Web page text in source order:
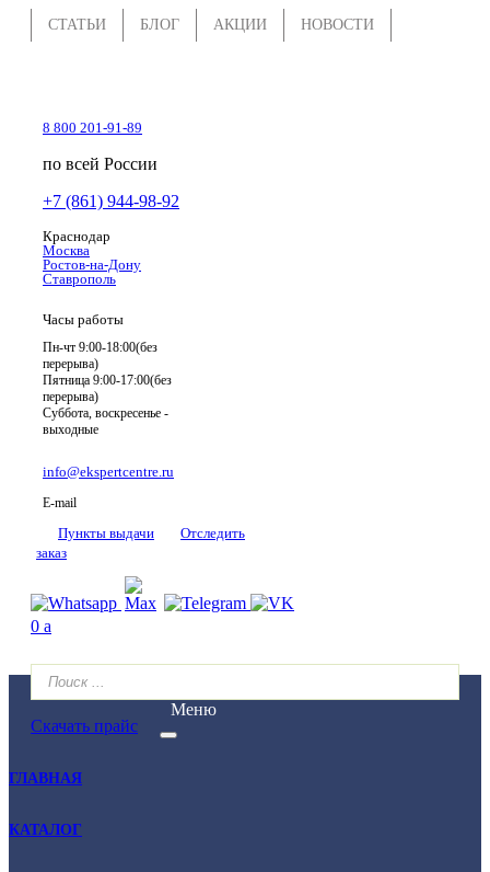
СТАТЬИ БЛОГ АКЦИИ НОВОСТИ
8 800 201-91-89
по всей России
+7 (861) 944-98-92
Краснодар
Москва
Ростов-на-Дону
Ставрополь
Часы работы
Пн-чт 9:00-18:00(без
перерыва)
Пятница 9:00-17:00(без
перерыва)
Суббота, воскресенье -
выходные
info@ekspertcentre.ru
E-mail
Пункты выдачи
Отследить
заказ
0 a
Скачать прайс
Меню
ГЛАВНАЯ
КАТАЛОГ